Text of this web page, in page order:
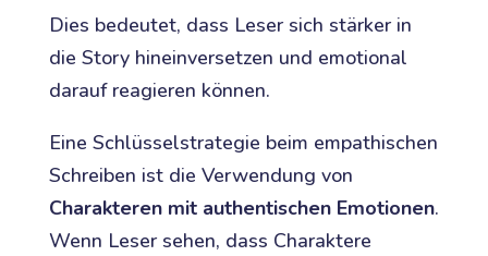
Dies bedeutet, dass Leser sich stärker in
die Story hineinversetzen und emotional
darauf reagieren können.
Eine Schlüsselstrategie beim empathischen
Schreiben ist die Verwendung von
Charakteren mit authentischen Emotionen.
Wenn Leser sehen, dass Charaktere